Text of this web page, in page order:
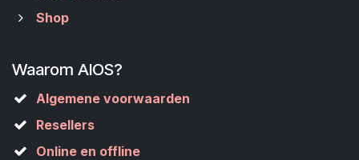
Shop
Waarom AIOS?
Algemene voorwaarden
Resellers
Online en offline